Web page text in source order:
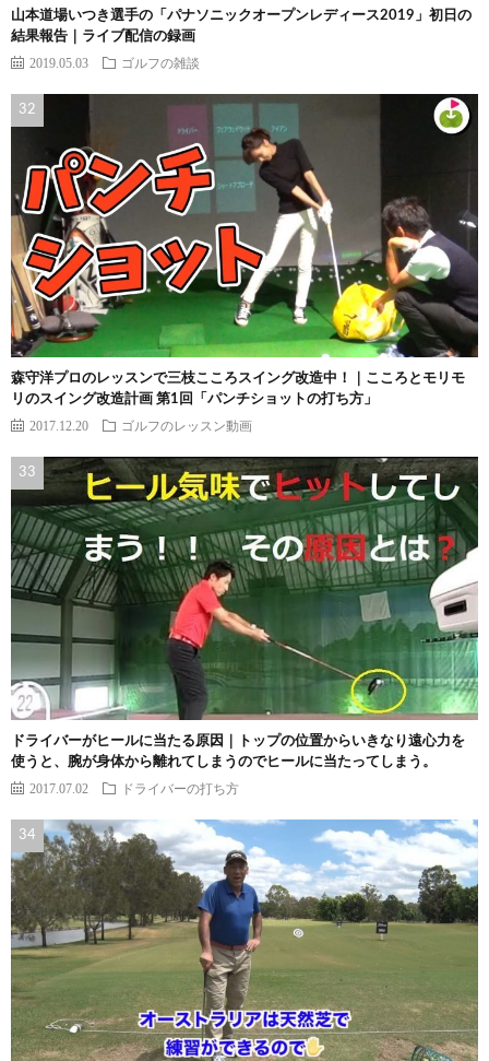
山本道場いつき選手の「パナソニックオープンレディース2019」初日の
結果報告｜ライブ配信の録画
2019.05.03 ゴルフの雑談
森守洋プロのレッスンで三枝こころスイング改造中！｜こころとモリモ
リのスイング改造計画 第1回「パンチショットの打ち方」
2017.12.20 ゴルフのレッスン動画
ドライバーがヒールに当たる原因｜トップの位置からいきなり遠心力を
使うと、腕が身体から離れてしまうのでヒールに当たってしまう。
2017.07.02 ドライバーの打ち方